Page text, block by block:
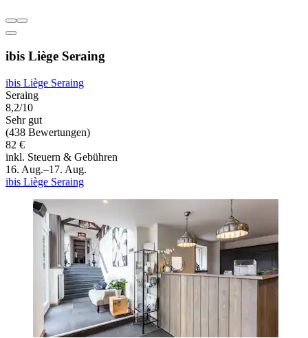
ibis Liège Seraing
ibis Liège Seraing
Seraing
8,2/10
Sehr gut
(438 Bewertungen)
82 €
inkl. Steuern & Gebühren
16. Aug.–17. Aug.
ibis Liège Seraing